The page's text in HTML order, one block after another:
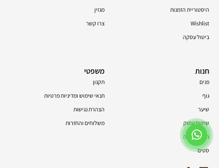
היסטוריית הזמנות
Wishlist
ביטול עסקה
מגזין
צרו קשר
חנות
פנים
גוף
שיער
שיקום עמוק
תוספי תזונה
סטים
משפטי
תקנון
תנאי שימוש ומדיניות פרטיות
הצהרת נגישות
משלוחים והחזרות